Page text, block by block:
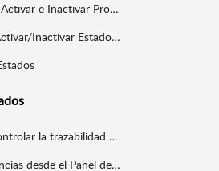
Crear y Eliminar, Activar e Inactivar Productos en Panel de Control
Crear, Eliminar, Activar/Inactivar Estados de productos
¿Cómo puedo controlar la trazabilidad de mis productos en Panel de Control?
Gestionar Incidencias desde el Panel de Control